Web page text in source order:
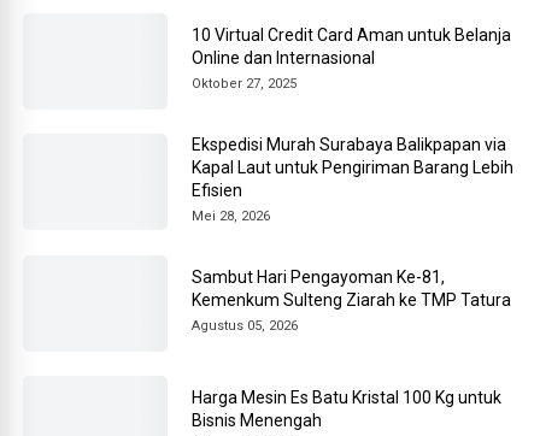
10 Virtual Credit Card Aman untuk Belanja
Online dan Internasional
Oktober 27, 2025
Ekspedisi Murah Surabaya Balikpapan via
Kapal Laut untuk Pengiriman Barang Lebih
Efisien
Mei 28, 2026
Sambut Hari Pengayoman Ke-81,
Kemenkum Sulteng Ziarah ke TMP Tatura
Agustus 05, 2026
Harga Mesin Es Batu Kristal 100 Kg untuk
Bisnis Menengah